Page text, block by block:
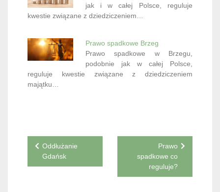
jak i w całej Polsce, reguluje
kwestie związane z dziedziczeniem…
Prawo spadkowe Brzeg
Prawo spadkowe w Brzegu,
podobnie jak w całej Polsce,
reguluje kwestie związane z dziedziczeniem
majątku…
Nawigacja
wpisu
Oddłużanie
Gdańsk
Prawo
spadkowe co
reguluje?